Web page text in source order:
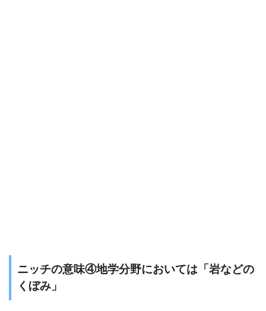
ニッチの意味④地学分野においては「岩などの
くぼみ」